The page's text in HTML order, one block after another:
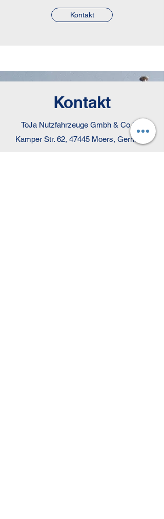
Kontakt
Kontakt
ToJa Nutzfahrzeuge Gmbh & Co KG
Kamper Str. 62, 47445 Moers, Germany